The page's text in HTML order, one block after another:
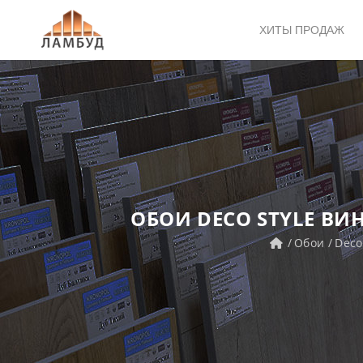
ХИТЫ ПРОДАЖ
ОБОИ DECO STYLE
Обои